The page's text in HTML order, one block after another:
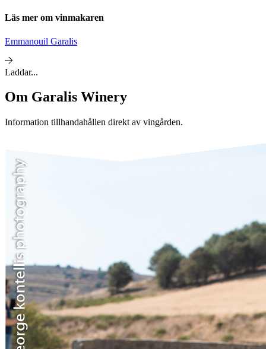
Läs mer om vinmakaren
Emmanouil Garalis
Laddar...
Om Garalis Winery
Information tillhandahållen direkt av vingården.